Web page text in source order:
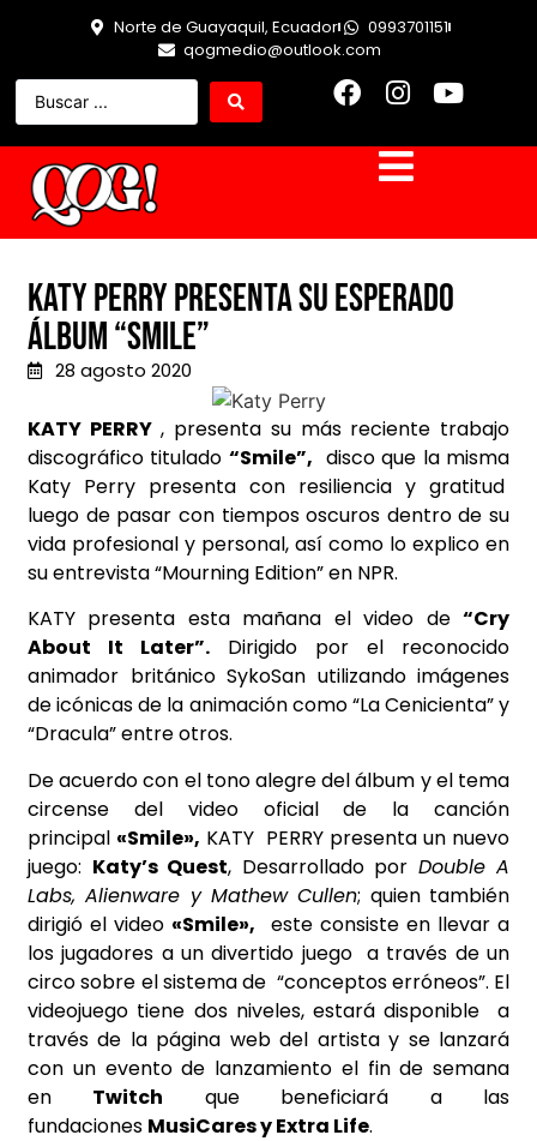
Norte de Guayaquil, Ecuador
0993701151
qogmedio@outlook.com
Katy Perry presenta su esperado
álbum “SMILE”
28 agosto 2020
KATY PERRY, presenta su más reciente trabajo
discográfico titulado “Smile”, disco que la misma
Katy Perry presenta con resiliencia y gratitud
luego de pasar con tiempos oscuros dentro de su
vida profesional y personal, así como lo explico en
su entrevista “Mourning Edition” en NPR.
KATY presenta esta mañana el video de “Cry
About It Later”. Dirigido por el reconocido
animador británico SykoSan utilizando imágenes
de icónicas de la animación como “La Cenicienta” y
“Dracula” entre otros.
De acuerdo con el tono alegre del álbum y el tema
circense del video oficial de la canción
principal «Smile», KATY PERRY presenta un nuevo
juego: Katy’s Quest, Desarrollado por Double A
Labs, Alienware y Mathew Cullen; quien también
dirigió el video «Smile», este consiste en llevar a
los jugadores a un divertido juego a través de un
circo sobre el sistema de “conceptos erróneos”. El
videojuego tiene dos niveles, estará disponible a
través de la página web del artista y se lanzará
con un evento de lanzamiento el fin de semana
en Twitch que beneficiará a las
fundaciones MusiCares y Extra Life.